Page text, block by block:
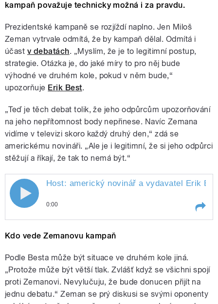
kampaň považuje technicky možná i za pravdu.
Prezidentské kampaně se rozjíždí naplno. Jen Miloš
Zeman vytrvale odmítá, že by kampaň dělal. Odmítá i
účast v debatách. „Myslím, že je to legitimní postup,
strategie. Otázka je, do jaké míry to pro něj bude
výhodné ve druhém kole, pokud v něm bude,“
upozorňuje Erik Best.
„Teď je těch debat tolik, že jeho odpůrcům upozorňování
na jeho nepřítomnost body nepřinese. Navíc Zemana
vidíme v televizi skoro každý druhý den,“ zdá se
americkému novináři. „Ale je i legitimní, že si jeho odpůrci
stěžují a říkají, že tak to nemá být.“
Host: americký novinář a vydavatel Erik
0:00
vydavatel Erik Best. Témata:
2017 v ČR a výhled do roku
2018; (ne)kampaň Miloše
Zemana; prezidentské volby;
důvěra nové vládě. Moderuje Zita
Kdo vede Zemanovu kampaň
Podle Besta může být situace ve druhém kole jiná.
„Protože může být větší tlak. Zvlášť když se všichni spojí
proti Zemanovi. Nevylučuju, že bude donucen přijít na
jednu debatu.“ Zeman se prý diskusi se svými oponenty